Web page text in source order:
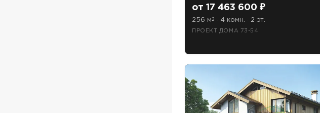
от 17 463 600 ₽
256 м 2 · 4 комн. · 2 эт.
ПРОЕКТ ДОМА 73-54
Даюсогласие на обработку
политикой обработки